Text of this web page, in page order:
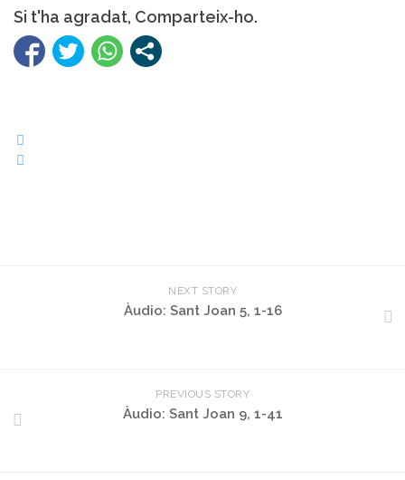
Si t'ha agradat, Comparteix-ho.
NEXT STORY
Àudio: Sant Joan 5, 1-16
PREVIOUS STORY
Àudio: Sant Joan 9, 1-41